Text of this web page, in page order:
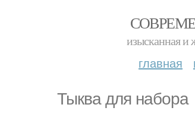
изысканная и
главная
Тыква для набора